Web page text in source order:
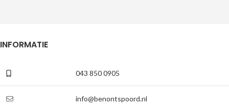
INFORMATIE
043 850 0905
info@benontspoord.nl